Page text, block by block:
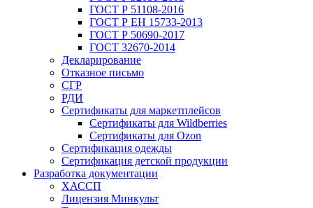
ГОСТ Р 51108-2016
ГОСТ Р ЕН 15733-2013
ГОСТ Р 50690-2017
ГОСТ 32670-2014
Декларирование
Отказное письмо
СГР
РДИ
Сертификаты для маркетплейсов
Сертификаты для Wildberries
Сертификаты для Ozon
Сертификация одежды
Сертификация детской продукции
Разработка документации
ХАССП
Лицензия Минкульт